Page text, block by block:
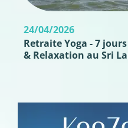
24/04/2026
Retraite Yoga - 7
& Relaxation au Sri